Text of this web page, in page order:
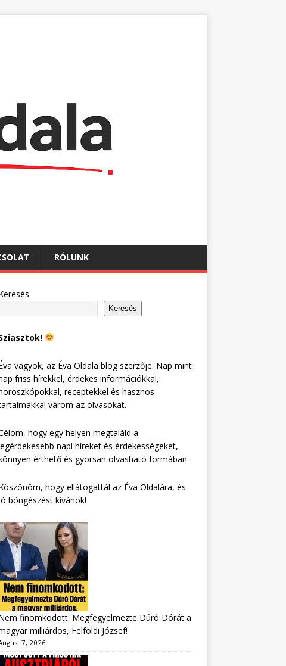
RÓLUNK
Keresés
vagyok, az Éva Oldala blog szerzője. Nap mint
friss hírekkel, érdekes információkkal,
receptekkel és hasznos
várom az olvasókat.
hogy egy helyen megtaláld a
napi híreket és érdekességeket,
érthető és gyorsan olvasható formában.
hogy ellátogattál az Éva Oldalára, és
böngészést kívánok!
finomkodott: Megfegyelmezte Dúró Dórát a
milliárdos, Felföldi József!
7, 2026